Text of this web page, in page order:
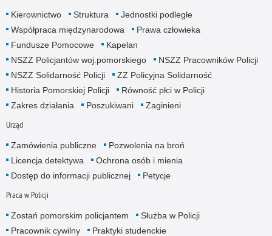
Kierownictwo Struktura
Jednostki podległe
Współpraca międzynarodowa
Prawa człowieka
Fundusze Pomocowe
Kapelan
NSZZ Policjantów woj.pomorskiego
NSZZ Pracowników Policji
NSZZ Solidarność Policji
ZZ Policyjna Solidarność
Historia Pomorskiej Policji
Równość płci w Policji
Zakres działania
Poszukiwani Zaginieni
Urząd
Zamówienia publiczne
Pozwolenia na broń
Licencja detektywa
Ochrona osób i mienia
Dostęp do informacji publicznej
Petycje
Praca w Policji
Zostań pomorskim policjantem
Służba w Policji
Pracownik cywilny
Praktyki studenckie